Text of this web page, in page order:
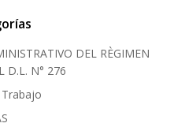
DEL RÈGIMEN
D.L. N° 276